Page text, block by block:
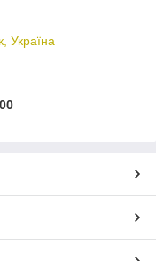
Україна